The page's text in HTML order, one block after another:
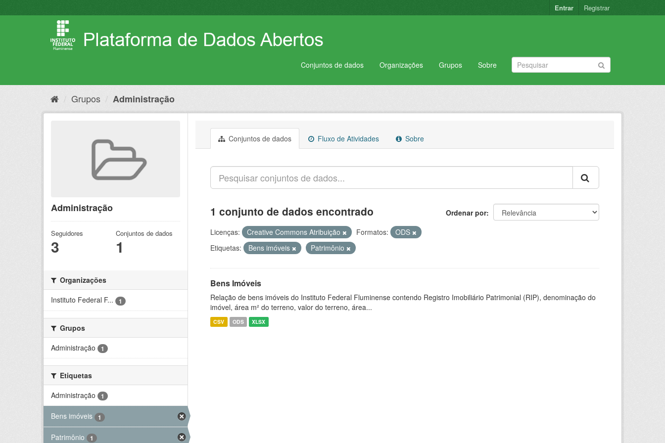
para
Entrar Registrar
Conjuntos de dados Organizações Grupos Sobre
Grupos Administração
Administração
Seguidores
3
Conjuntos de dados
1
Organizações
Instituto Federal F...
1
Grupos
Administração
1
Etiquetas
Administração
1
Bens imóveis 1
Patrimônio 1
Conjuntos de dados Fluxo de Atividades Sobre
Ordenar por
1 conjunto de dados encontrado
Licenças: Creative Commons Atribuição Formatos:
ODS
Etiquetas:
Bens imóveis Patrimônio
Bens Imóveis
Relação de bens imóveis do Instituto Federal Fluminense contendo Registro Imobiliário Patrimonial (RIP), denominação do
imóvel, área m² do terreno, valor do terreno, área...
CSV ODS XLSX